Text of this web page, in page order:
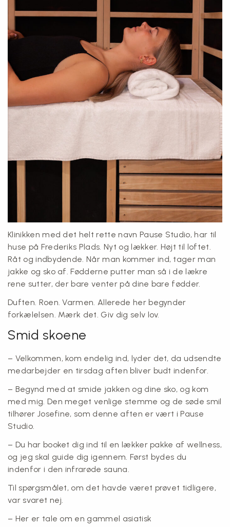
Klinikken med det helt rette navn Pause Studio, har til
huse på Frederiks Plads. Nyt og lækker. Højt til loftet.
Råt og indbydende. Når man kommer ind, tager man
jakke og sko af. Fødderne putter man så i de lækre
rene sutter, der bare venter på dine bare fødder.
Duften. Roen. Varmen. Allerede her begynder
forkælelsen. Mærk det. Giv dig selv lov.
Smid skoene
– Velkommen, kom endelig ind, lyder det, da udsendte
medarbejder en tirsdag aften bliver budt indenfor.
– Begynd med at smide jakken og dine sko, og kom
med mig. Den meget venlige stemme og de søde smil
tilhører Josefine, som denne aften er vært i Pause
Studio.
– Du har booket dig ind til en lækker pakke af wellness,
og jeg skal guide dig igennem. Først bydes du
indenfor i den infrarøde sauna.
Til spørgsmålet, om det havde været prøvet tidligere,
var svaret nej.
– Her er tale om en gammel asiatisk